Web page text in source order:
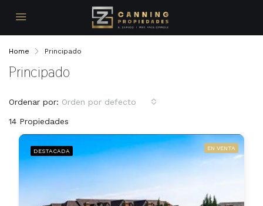
Home Principado
Principado
14 Propiedades
Ordenar por: Orden por defecto
DESTACADA EN VENTA